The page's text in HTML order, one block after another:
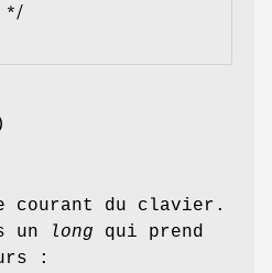
*/
courant du clavier.
un long qui prend
: